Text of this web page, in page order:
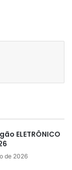
ELETRÔNICO
de 2026